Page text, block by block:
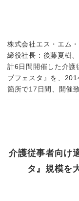
株式会社エス・エム
締役社長：後藤夏樹
計6日間開催した介護
ブフェスタ』を、
箇所で17日間、開催
介護従事者向け
タ』規模を